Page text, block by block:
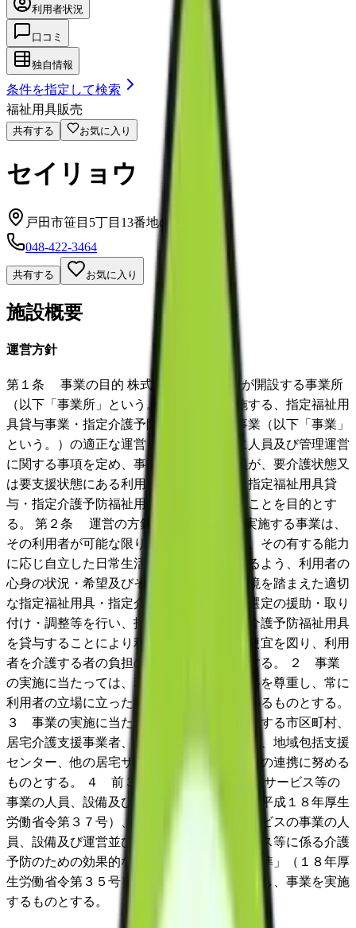
利用者状況
口コミ
独自情報
条件を指定して検索
福祉用具販売
共有する お気に入り
セイリョウ
戸田市笹目5丁目13番地の5
048-422-3464
共有する お気に入り
施設概要
運営方針
第１条 事業の目的 株式会社セイリョウが開設する事業所
（以下「事業所」という。）において実施する、指定福祉用
具貸与事業・指定介護予防福祉用具貸与事業（以下「事業」
という。）の適正な運営を確保するために人員及び管理運営
に関する事項を定め、事業所の専門相談員が、要介護状態又
は要支援状態にある利用者に対し、適切な指定福祉用具貸
与・指定介護予防福祉用具貸与を提供することを目的とす
る。 第２条 運営の方針 １ 本事業所が実施する事業は、
その利用者が可能な限りその居宅において、その有する能力
に応じ自立した日常生活を営むことができるよう、利用者の
心身の状況・希望及びその置かれている環境を踏まえた適切
な指定福祉用具・指定介護予防福祉用具の選定の援助・取り
付け・調整等を行い、指定福祉用具・指定介護予防福祉用具
を貸与することにより利用者の日常生活の便宜を図り、利用
者を介護する者の負担の軽減を図るものとする。 ２ 事業
の実施に当たっては、利用者の意思及び人格を尊重し、常に
利用者の立場に立ったサービスの提供に努めるものとする。
３ 事業の実施に当たっては、利用者の所在する市区町村、
居宅介護支援事業者、在宅介護支援センター、地域包括支援
センター、他の居宅サービスを提供する者との連携に努める
ものとする。 ４ 前３項のほか、「指定居宅サービス等の
事業の人員、設備及び運営に関する基準」（平成１８年厚生
労働省令第３７号）、［「指定介護予防サービスの事業の人
員、設備及び運営並びに指定介護予防サービス等に係る介護
予防のための効果的な支援の方法に関する基準」（１８年厚
生労働省令第３５号）］に定める内容を遵守し、事業を実施
するものとする。